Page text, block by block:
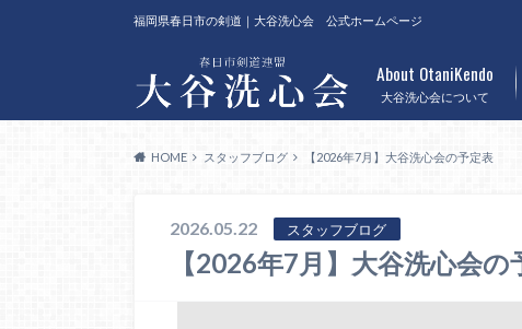
福岡県春日市の剣道｜大谷洗心会 公式ホームページ
大谷洗心会について
About OtaniKendo
HOME スタッフブログ 【2026年7月】大谷洗心会の予定表
2026.05.22 スタッフブログ
【2026年7月】大谷洗心会の